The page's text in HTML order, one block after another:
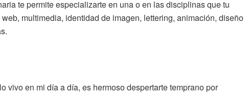
te permite especializarte en una o en las disciplinas que tu
multimedia, identidad de imagen, lettering, animación, diseño
vivo en mi día a día, es hermoso despertarte temprano por